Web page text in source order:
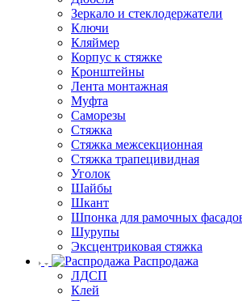
Зеркало и стеклодержатели
Ключи
Кляймер
Корпус к стяжке
Кронштейны
Лента монтажная
Муфта
Саморезы
Стяжка
Стяжка межсекционная
Стяжка трапецивидная
Уголок
Шайбы
Шкант
Шпонка для рамочных
Шурупы
Эксцентриковая стяжка
Распродажа
ЛДСП
Клей